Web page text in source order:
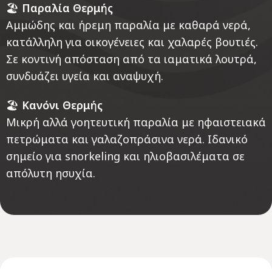
🏖️ Παραλία Θερμής
Αμμώδης και ήρεμη παραλία με καθαρά νερά,
κατάλληλη για οικογένειες και χαλαρές βουτιές.
Σε κοντινή απόσταση από τα ιαματικά λουτρά,
συνδυάζει υγεία και αναψυχή.
🏖️ Κανόνι Θερμής
Μικρή αλλά γοητευτική παραλία με ηφαιστειακά
πετρώματα και γαλαζοπράσινα νερά. Ιδανικό
σημείο για snorkeling και ηλιοβασιλέματα σε
απόλυτη ησυχία.